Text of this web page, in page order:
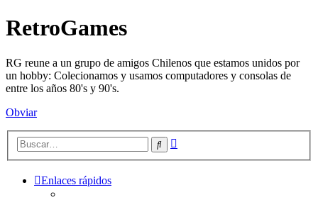
RetroGames
RG reune a un grupo de amigos Chilenos que estamos unidos por
un hobby: Colecionamos y usamos computadores y consolas de
entre los años 80's y 90's.
Obviar
Buscar
Enlaces rápidos